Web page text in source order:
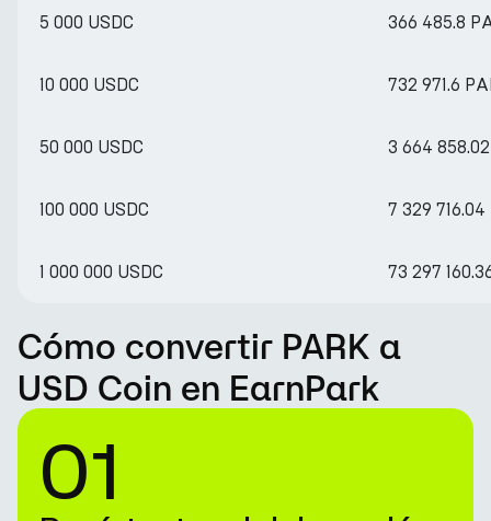
5 000 USDC 366 485.8
10 000 USDC 732 971.6
50 000 USDC 3 664
100 000 USDC 7 329 716.04
1 000 000 USDC 73 297
Cómo convertir PARK a
USD Coin en EarnPark
01